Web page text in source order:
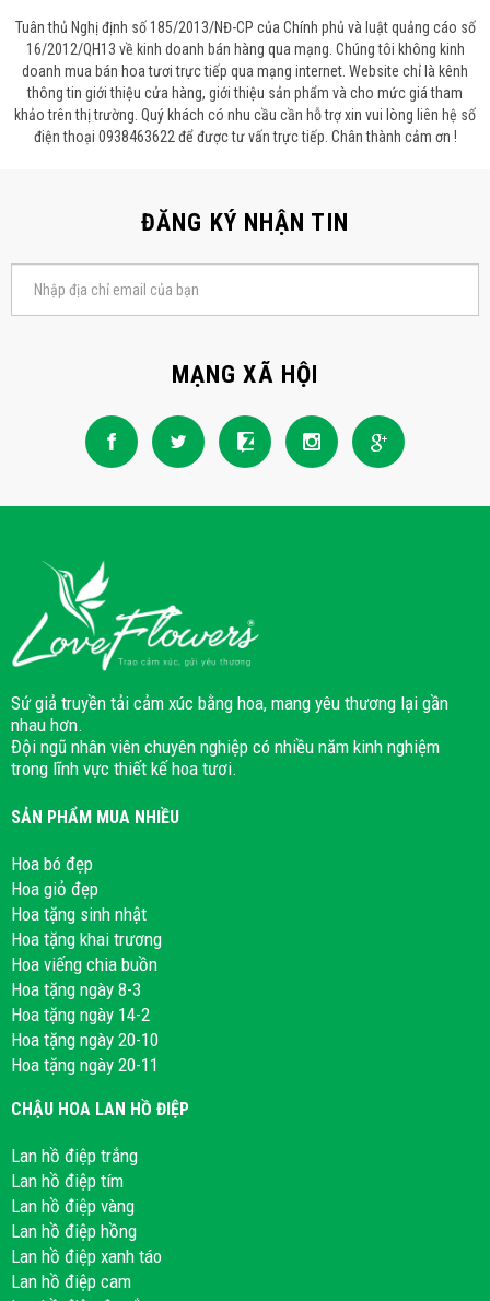
Tuân thủ Nghị định số 185/2013/NĐ-CP của Chính phủ và luật quảng cáo số
16/2012/QH13 về kinh doanh bán hàng qua mạng. Chúng tôi không kinh
doanh mua bán hoa tươi trực tiếp qua mạng internet. Website chỉ là kênh
thông tin giới thiệu cửa hàng, giới thiệu sản phẩm và cho mức giá tham
khảo trên thị trường. Quý khách có nhu cầu cần hỗ trợ xin vui lòng liên hệ số
điện thoại 0938463622 để được tư vấn trực tiếp. Chân thành cảm ơn !
ĐĂNG KÝ NHẬN TIN
MẠNG XÃ HỘI
Sứ giả truyền tải cảm xúc bằng hoa, mang yêu thương lại gần
nhau hơn.
Đội ngũ nhân viên chuyên nghiệp có nhiều năm kinh nghiệm
trong lĩnh vực thiết kế hoa tươi.
SẢN PHẨM MUA NHIỀU
Hoa bó đẹp
Hoa giỏ đẹp
Hoa tặng sinh nhật
Hoa tặng khai trương
Hoa viếng chia buồn
Hoa tặng ngày 8-3
Hoa tặng ngày 14-2
Hoa tặng ngày 20-10
Hoa tặng ngày 20-11
CHẬU HOA LAN HỒ ĐIỆP
Lan hồ điệp trắng
Lan hồ điệp tím
Lan hồ điệp vàng
Lan hồ điệp hồng
Lan hồ điệp xanh táo
Lan hồ điệp cam